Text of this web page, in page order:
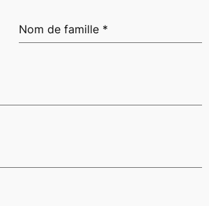
Nom de famille *